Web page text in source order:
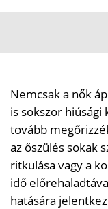
Nemcsak a nők
is sokszor
tovább
az őszülés sokak
ritkulása vagy a
idő
hatására